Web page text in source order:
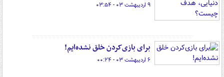
۹ اردیبهشت ۰۳ - ۰۳:۵۴
برای بازی‌کردن خلق نشده‌ایم!
۶ اردیبهشت ۰۳ - ۰۰:۲۴